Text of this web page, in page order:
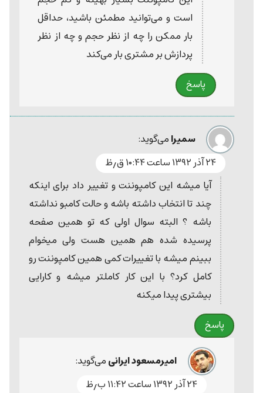
است و می‌توانید مطمئن باشید، حداقل
بار ممکن را چه از نظر حجم و چه از نظر
پردازش بر مشتری بار می‌کند
پاسخ
سمیرامی‌گوید:
۲۴ آذر ۱۳۹۲ ساعت ۱۰:۴۴ ق٫ظ
آیا میشه این کامپوننت و تغییر داد برای اینکه
چند تا انتخاب داشته باشه و حالت کامبو نداشته
باشه ؟ البته سوال اولی که تو همین صفحه
پرسیده شده هم همین هست ولی میخوام
ببینم میشه با تغییرات کمی همین کامپوننت رو
کامل کرد؟ با این کار کاملتر میشه و کارایی
بیشتری پیدا میکنه
پاسخ
امیرمسعود ایرانیمی‌گوید:
۲۴ آذر ۱۳۹۲ ساعت ۱۱:۴۲ ب٫ظ